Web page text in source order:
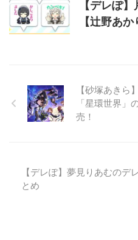
【デレぽ
【辻野あか
【砂塚あきら
「星環世界」
売！
【デレぽ】夢見りあむのデ
とめ